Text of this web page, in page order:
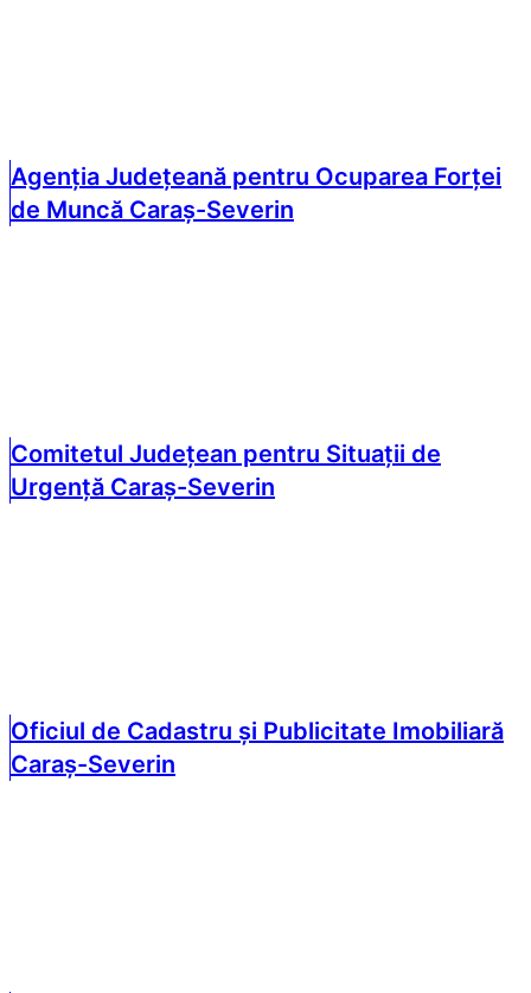
Agenția Județeană pentru Ocuparea Forței
de Muncă Caraș-Severin
Comitetul Județean pentru Situații de
Urgență Caraș-Severin
Oficiul de Cadastru și Publicitate Imobiliară
Caraș-Severin